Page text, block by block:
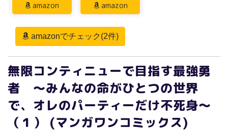
amazon
amazon
amazonでチェック(2件)
無限コンティニューで目指す最強勇
者 ～みんなの命がひとつの世界
で、オレのパーティーだけ不死身～
（１） (マンガワンコミックス)